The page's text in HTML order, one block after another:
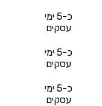
כ-5 ימי
עסקים
כ-5 ימי
עסקים
כ-5 ימי
עסקים